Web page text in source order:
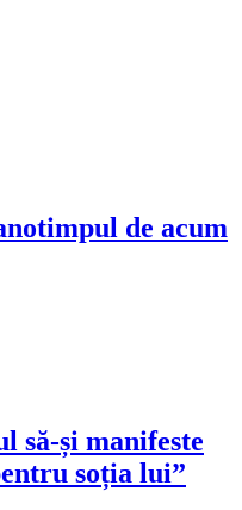
de acum
să-și manifeste
soția lui”